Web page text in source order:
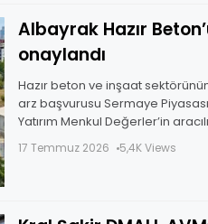
Albayrak Hazır Beton’un halka arz
onaylandı
Hazır beton ve inşaat
arz başvurusu Sermaye
Yatırım Menkul Değerler’in
17 Temmuz 2026 5,4K Views